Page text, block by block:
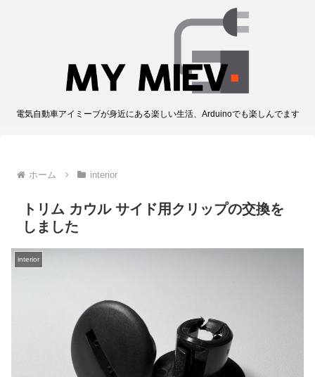
電気自動車アイミーブが身近にある楽しい生活、Arduinoでも楽しんでます
ホーム interior
トリム カウル サイド用クリップの交換を
しました
interior